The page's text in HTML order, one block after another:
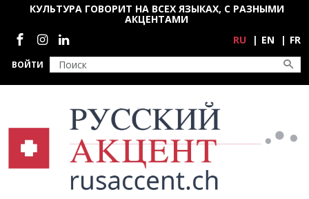
Перейти к основному содержанию
ВОЙТИ
КУЛЬТУРА ГОВОРИТ НА ВСЕХ ЯЗЫКАХ, С РАЗНЫМИ
АКЦЕНТАМИ
Социальные сети
RU EN FR